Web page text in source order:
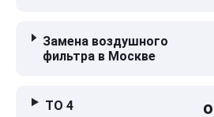
Замена воздушного
фильтра в Москве
ТО 4